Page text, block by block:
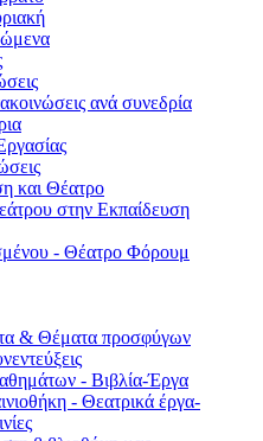
ανά συνεδρία
και Θέατρο
στην Εκπαίδευση
- Θέατρο Φόρουμ
& Θέματα προσφύγων
- Βιβλία-Έργα
- Θεατρικά έργα-